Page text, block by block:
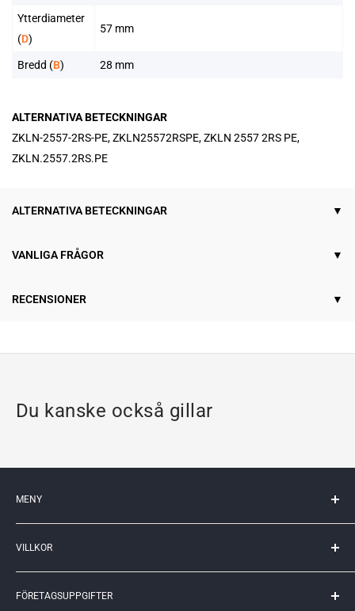
Ytterdiameter
(D)
57 mm
Bredd (B) 28 mm
ALTERNATIVA BETECKNINGAR
ZKLN-2557-2RS-PE, ZKLN25572RSPE, ZKLN 2557 2RS PE,
ZKLN.2557.2RS.PE
ALTERNATIVA BETECKNINGAR
VANLIGA FRÅGOR
RECENSIONER
Du kanske också gillar
MENY
Mitt konto
Kontakta oss
Kunskapscenter
Returer
VILLKOR
Köpvillkor
Leveransvillkor
FÖRETAGSUPPGIFTER